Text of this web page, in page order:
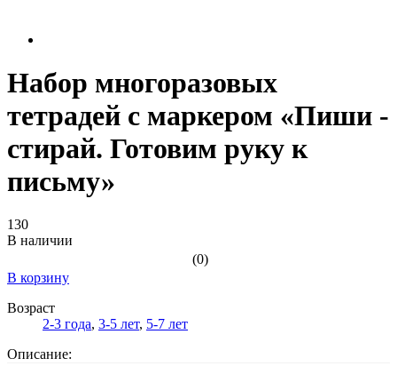
Набор многоразовых
тетрадей с маркером «Пиши -
стирай. Готовим руку к
письму»
130
В наличии
(0)
В корзину
Возраст
2-3 года, 3-5 лет, 5-7 лет
Описание: